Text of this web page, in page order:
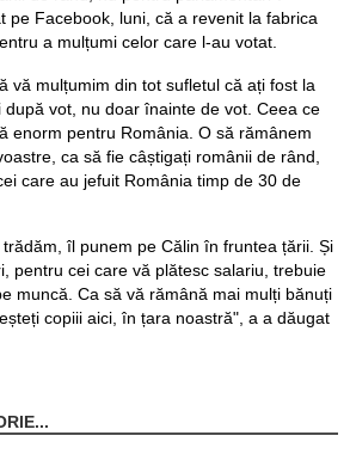
pe Facebook, luni, că a revenit la fabrica
a mulțumi celor care l-au votat.
vă mulțumim din tot sufletul că ați fost la
după vot, nu doar înainte de vot. Ceea ce
enorm pentru România. O să rămânem
ca să fie câștigați românii de rând,
care au jefuit România timp de 30 de
îl punem pe Călin în fruntea țării. Și
pentru cei care vă plătesc salariu, trebuie
muncă. Ca să vă rămână mai mulți bănuți
copiii aici, în țara noastră", a a dăugat